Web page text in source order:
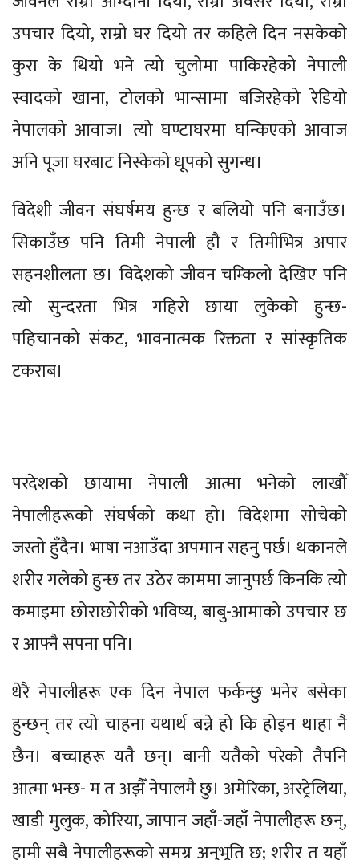
उपचार दियो, राम्रो घर दियो तर कहिले दिन नसकेको
कुरा के थियो भने त्यो चुलोमा पाकिरहेको नेपाली
स्वादको खाना, टोलको भान्सामा बजिरहेको रेडियो
नेपालको आवाज। त्यो घण्टाघरमा घन्किएको आवाज
अनि पूजा घरबाट निस्केको धूपको सुगन्ध।
विदेशी जीवन संघर्षमय हुन्छ र बलियो पनि बनाउँछ।
सिकाउँछ पनि तिमी नेपाली हौ र तिमीभित्र अपार
सहनशीलता छ। विदेशको जीवन चम्किलो देखिए पनि
त्यो सुन्दरता भित्र गहिरो छाया लुकेको हुन्छ-
पहिचानको संकट, भावनात्मक रिक्तता र सांस्कृतिक
टकराब।
परदेशको छायामा नेपाली आत्मा भनेको लाखौँ
नेपालीहरूको संघर्षको कथा हो। विदेशमा सोचेको
जस्तो हुँदैन। भाषा नआउँदा अपमान सहनु पर्छ। थकानले
शरीर गलेको हुन्छ तर उठेर काममा जानुपर्छ किनकि त्यो
कमाइमा छोराछोरीको भविष्य, बाबु-आमाको उपचार छ
र आफ्नै सपना पनि।
धेरै नेपालीहरू एक दिन नेपाल फर्कन्छु भनेर बसेका
हुन्छन् तर त्यो चाहना यथार्थ बन्ने हो कि होइन थाहा नै
छैन। बच्चाहरू यतै छन्। बानी यतैको परेको तैपनि
आत्मा भन्छ- म त अझैँ नेपालमै छु। अमेरिका, अस्ट्रेलिया,
खाडी मुलुक, कोरिया, जापान जहाँ-जहाँ नेपालीहरू छन्,
हामी सबै नेपालीहरूको समग्र अनुभूति छ; शरीर त यहाँ